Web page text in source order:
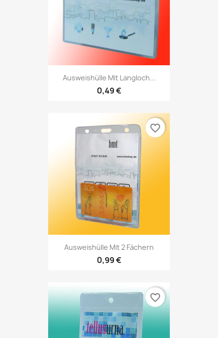
Ausweishülle Mit Langloch...
0,49 €
Ausweishülle Mit 2 Fächern
0,99 €
favorite_border
favorite_border